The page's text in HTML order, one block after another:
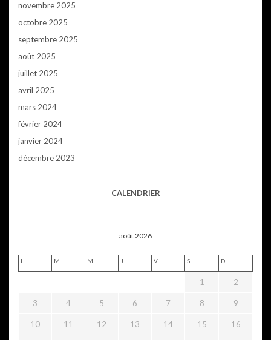
novembre 2025
octobre 2025
septembre 2025
août 2025
juillet 2025
avril 2025
mars 2024
février 2024
janvier 2024
décembre 2023
CALENDRIER
août 2026
L M M J V S D
1 2
3 4 5 6 7 8 9
10 11 12 13 14 15 16